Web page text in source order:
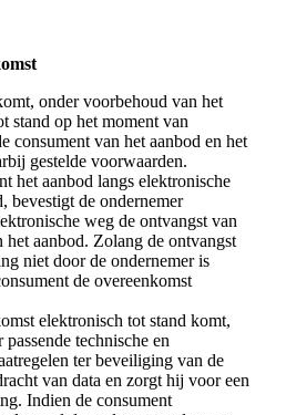
onder voorbehoud van het
stand op het moment van
consument van het aanbod en het
gestelde voorwaarden.
het aanbod langs elektronische
bevestigt de ondernemer
weg de ontvangst van
het aanbod. Zolang de ontvangst
niet door de ondernemer is
de overeenkomst
elektronisch tot stand komt,
technische en
ter beveiliging van de
van data en zorgt hij voor een
Indien de consument